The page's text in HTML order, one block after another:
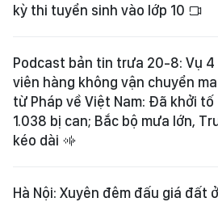
kỳ thi tuyển sinh vào lớp 10
Podcast bản tin trưa 20-8: Vụ 4
viên hàng không vận chuyển
từ Pháp về Việt Nam: Đã khởi tố
1.038 bị can; Bắc bộ mưa lớn,
kéo dài
Hà Nội: Xuyên đêm đấu giá đất ở